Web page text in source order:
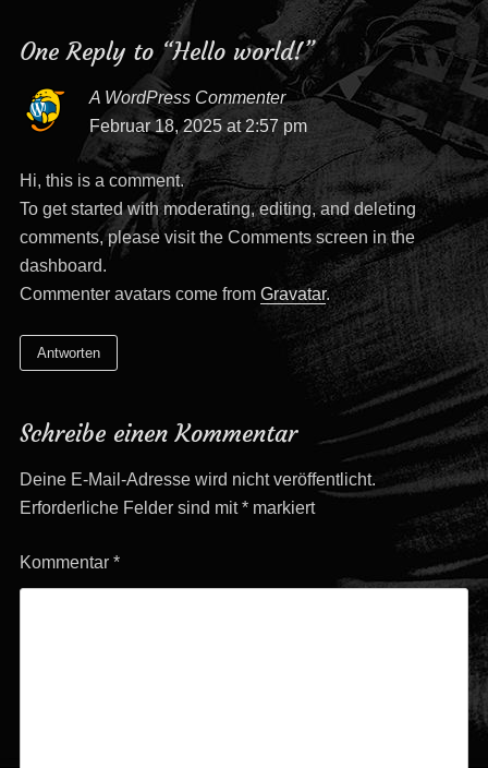
One Reply to “Hello world!”
A WordPress Commentersays:
Februar 18, 2025 at 2:57 pm
Hi, this is a comment.
To get started with moderating, editing, and deleting
comments, please visit the Comments screen in the
dashboard.
Commenter avatars come from Gravatar.
Antworten
Schreibe einen Kommentar
Deine E-Mail-Adresse wird nicht veröffentlicht.
Erforderliche Felder sind mit*markiert
Kommentar *